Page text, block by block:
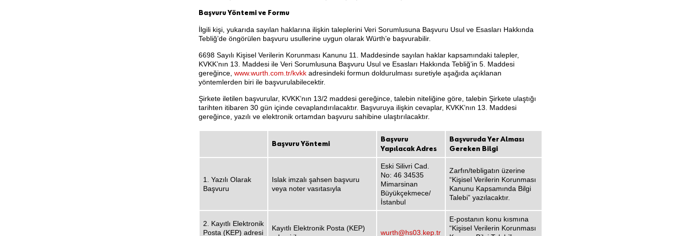
Başvuru Yöntemi ve Formu
İlgili kişi, yukarıda sayılan haklarına ilişkin taleplerini Veri Sorumlusuna Başvuru Usul ve Esasları Hakkında
Tebliğ’de öngörülen başvuru usullerine uygun olarak Würth’e başvurabilir.
6698 Sayılı Kişisel Verilerin Korunması Kanunu 11. Maddesinde sayılan haklar kapsamındaki talepler,
KVKK’nın 13. Maddesi ile Veri Sorumlusuna Başvuru Usul ve Esasları Hakkında Tebliğ’in 5. Maddesi
gereğince, www.wurth.com.tr/kvkk adresindeki formun doldurulması suretiyle aşağıda açıklanan
yöntemlerden biri ile başvurulabilecektir.
Şirkete iletilen başvurular, KVKK’nın 13/2 maddesi gereğince, talebin niteliğine göre, talebin Şirkete ulaştığı
tarihten itibaren 30 gün içinde cevaplandırılacaktır. Başvuruya ilişkin cevaplar, KVKK’nın 13. Maddesi
gereğince, yazılı ve elektronik ortamdan başvuru sahibine ulaştırılacaktır.
Başvuru Yöntemi
Başvuru
Yapılacak Adres
Başvuruda Yer Alması
Gereken Bilgi
1. Yazılı Olarak
Başvuru
Islak imzalı şahsen başvuru
veya noter vasıtasıyla
Eski Silivri Cad.
No: 46 34535
Mimarsinan
Büyükçekmece/
İstanbul
Zarfın/tebligatın üzerine
“Kişisel Verilerin Korunması
Kanunu Kapsamında Bilgi
Talebi” yazılacaktır.
2. Kayıtlı Elektronik
Posta (KEP) adresi
Kayıtlı Elektronik Posta (KEP)
wurth@hs03.kep.tr
E-postanın konu kısmına
“Kişisel Verilerin Korunması